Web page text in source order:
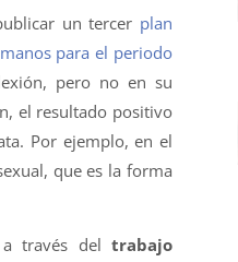
un tercer plan
para el periodo
pero no en su
el resultado positivo
Por ejemplo, en el
que es la forma
través del trabajo